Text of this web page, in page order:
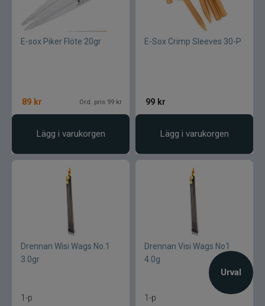
Urval
E-sox Piker Flöte 20gr
89 kr Ord. pris 99 kr
Lägg i varukorgen
E-Sox Crimp Sleeves 30-P
99 kr
Lägg i varukorgen
Drennan Wisi Wags No.1
3.0gr
1-p
Drennan Visi Wags No1
4.0g
1-p